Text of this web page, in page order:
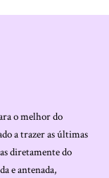
o melhor do
a trazer as últimas
diretamente do
e antenada,